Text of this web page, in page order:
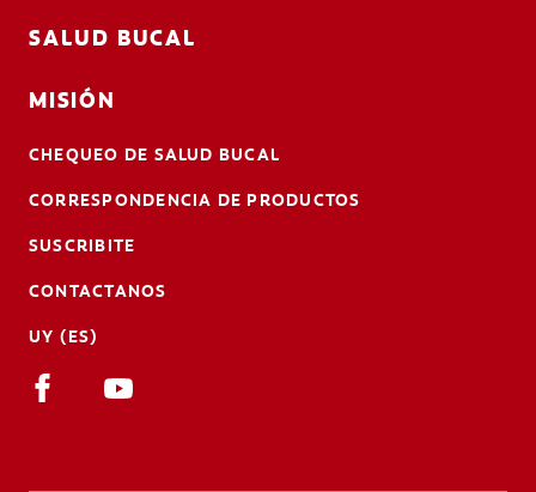
SALUD BUCAL
MISIÓN
CHEQUEO DE SALUD BUCAL
CORRESPONDENCIA DE PRODUCTOS
SUSCRIBITE
CONTACTANOS
UY (ES)